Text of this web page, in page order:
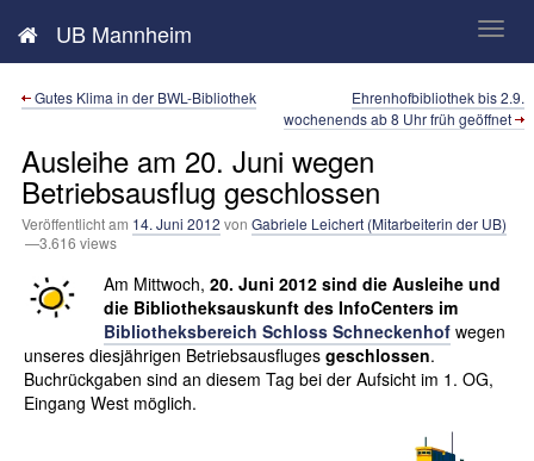
UB Mannheim
Neues aus der UB Mannheim
Gutes Klima in der BWL-Bibliothek
Ehrenhofbibliothek bis 2.9.
wochenends ab 8 Uhr früh geöffnet
Ausleihe am 20. Juni wegen
Betriebsausflug geschlossen
Veröffentlicht am 14. Juni 2012 von Gabriele Leichert (Mitarbeiterin der UB)
—3.616 views
Am Mittwoch, 20. Juni 2012 sind die Ausleihe und
die Bibliotheksauskunft des InfoCenters im
Bibliotheksbereich Schloss Schneckenhof wegen
unseres diesjährigen Betriebsausfluges geschlossen.
Buchrückgaben sind an diesem Tag bei der Aufsicht im 1. OG,
Eingang West möglich.